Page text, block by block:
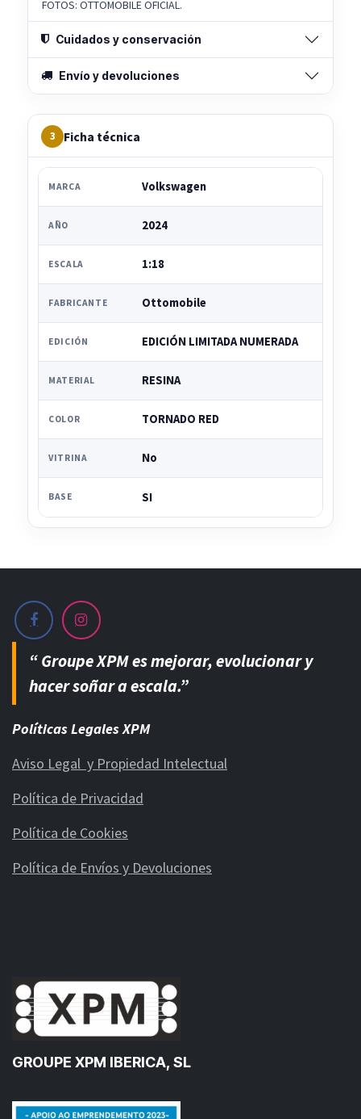
FOTOS: OTTOMOBILE OFICIAL.
Cuidados y conservación
Envío y devoluciones
3 Ficha técnica
MARCA Volkswagen
AÑO 2024
ESCALA 1:18
FABRICANTE Ottomobile
EDICIÓN EDICIÓN LIMITADA NUMERADA
MATERIAL RESINA
COLOR TORNADO RED
VITRINA No
BASE SI
“ Groupe XPM es mejorar, evolucionar y
hacer soñar a escala.”
Políticas Legales XPM
Aviso Legal y Propiedad Intelectual
Política de Privacidad
Política de Cookies
Política de Envíos y Devoluciones
GROUPE XPM IBERICA, SL